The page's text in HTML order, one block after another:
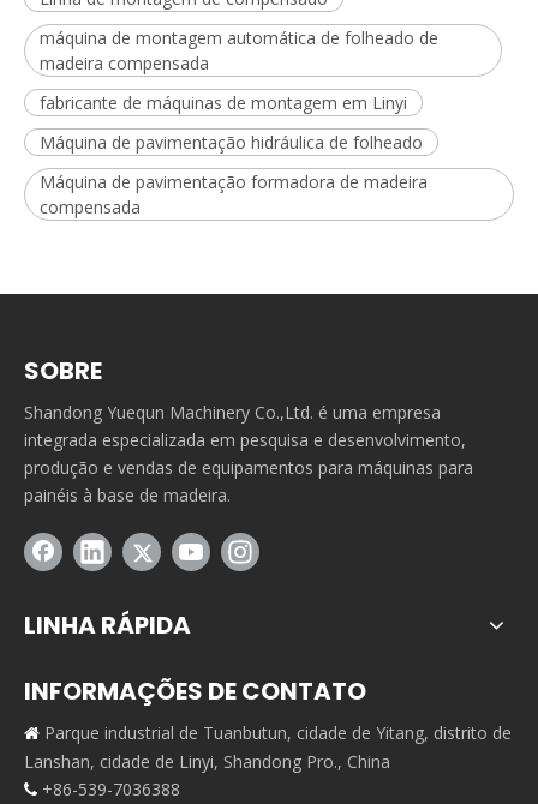
máquina de montagem automática de folheado de
madeira compensada
fabricante de máquinas de montagem em Linyi
Máquina de pavimentação hidráulica de folheado
Máquina de pavimentação formadora de madeira
compensada
SOBRE
Shandong Yuequn Machinery Co.,Ltd. é uma empresa
integrada especializada em pesquisa e desenvolvimento,
produção e vendas de equipamentos para máquinas para
painéis à base de madeira.
LINHA RÁPIDA
INFORMAÇÕES DE CONTATO
 Parque industrial de Tuanbutun, cidade de Yitang, distrito de
Lanshan, cidade de Linyi, Shandong Pro., China
 +86-539-7036388